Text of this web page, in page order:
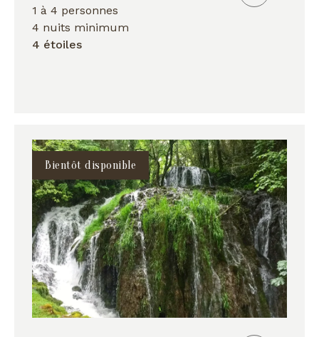
1 à 4 personnes
4 nuits minimum
4 étoiles
Bientôt disponible